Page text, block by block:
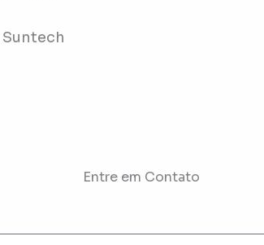
Suntech
Entre em Contato